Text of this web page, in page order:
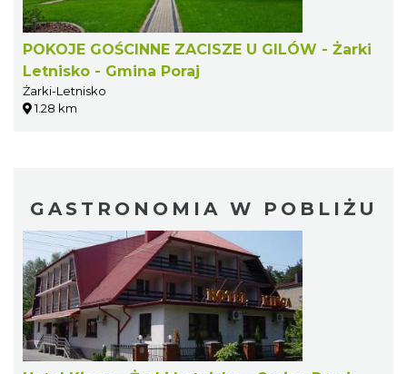
POKOJE GOŚCINNE ZACISZE U GILÓW - Żarki
Letnisko - Gmina Poraj
Żarki-Letnisko
1.28 km
GASTRONOMIA W POBLIŻU